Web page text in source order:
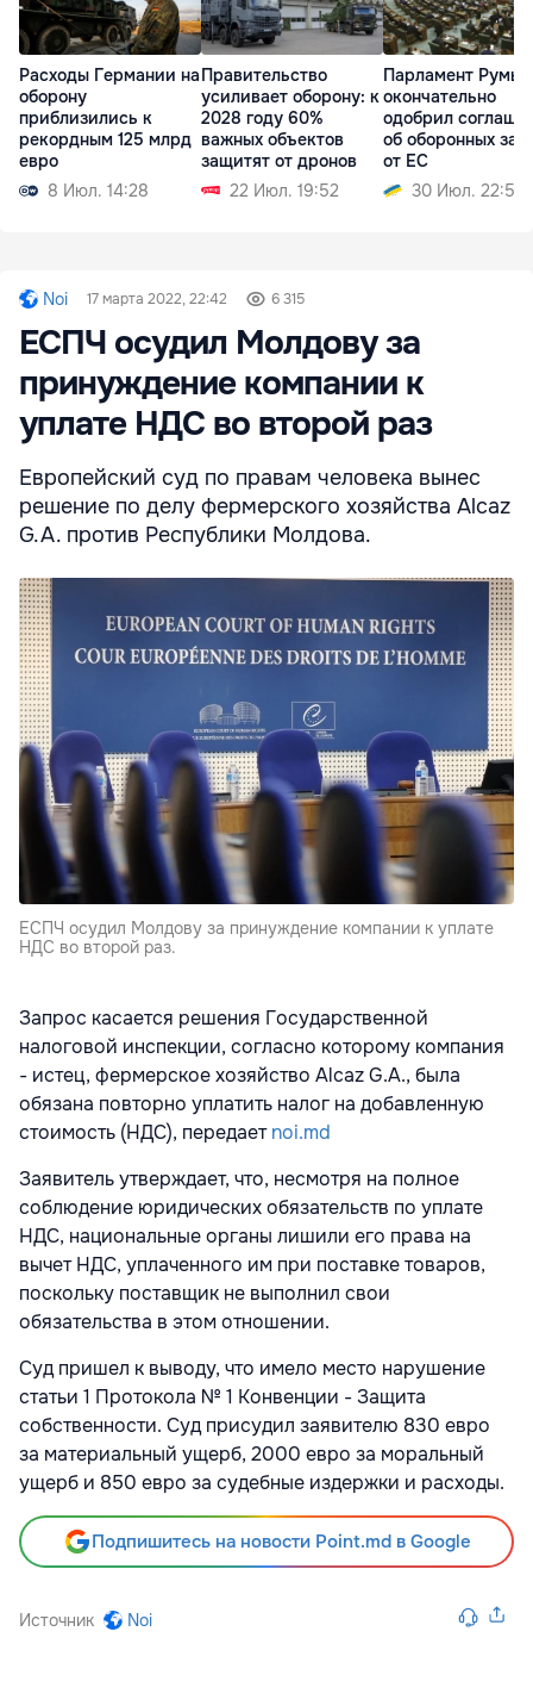
Расходы Германии на
оборону
приблизились к
рекордным 125 млрд
евро
8 Июл. 14:28
Правительство
усиливает оборону: к
2028 году 60%
важных объектов
защитят от дронов
22 Июл. 19:52
Парламент
окончательно
одобрил
об оборонных
от ЕС
30 Июл. 22:58
Noi 17 марта 2022, 22:42 6 315
ЕСПЧ осудил Молдову за
принуждение компании к
уплате НДС во второй раз
Европейский суд по правам человека вынес
решение по делу фермерского хозяйства Alcaz
G.A. против Республики Молдова.
ЕСПЧ осудил Молдову за принуждение компании к уплате
НДС во второй раз.
Запрос касается решения Государственной
налоговой инспекции, согласно которому компания
- истец, фермерское хозяйство Alcaz G.A., была
обязана повторно уплатить налог на добавленную
стоимость (НДС), передаетnoi.md
Заявитель утверждает, что, несмотря на полное
соблюдение юридических обязательств по уплате
НДС, национальные органы лишили его права на
вычет НДС, уплаченного им при поставке товаров,
поскольку поставщик не выполнил свои
обязательства в этом отношении.
Суд пришел к выводу, что имело место нарушение
статьи 1 Протокола № 1 Конвенции - Защита
собственности. Суд присудил заявителю 830 евро
за материальный ущерб, 2000 евро за моральный
ущерб и 850 евро за судебные издержки и расходы.
Подпишитесь на новости Point.md в Google
Источник Noi